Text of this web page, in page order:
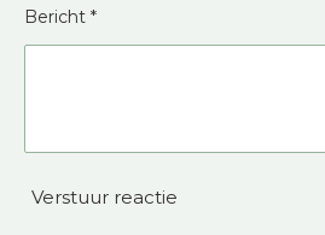
Bericht *
Verstuur reactie